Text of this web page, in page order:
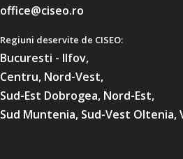
office@ciseo.ro
Regiuni deservite de CISEO:
Bucuresti - Ilfov,
Centru, Nord-Vest,
Sud-Est Dobrogea, Nord-Est,
Sud Muntenia, Sud-Vest Oltenia,